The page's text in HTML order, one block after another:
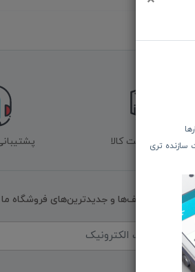
سازنده تری
ضمانت بازگشت کالا پشتیبانی ۲۴
از تخفیف‌ها و جدیدترین‌های فروشگاه